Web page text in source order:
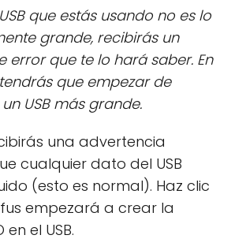
que estás usando no es lo
grande, recibirás un
error que te lo hará saber. En
que empezar de
USB más grande.
una advertencia
cualquier dato del USB
(esto es normal). Haz clic
empezará a crear la
el USB.